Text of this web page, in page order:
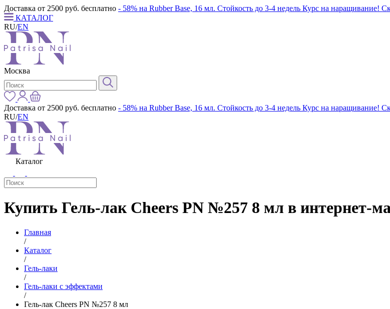
Доставка от 2500 руб. бесплатно - 58% на Rubber Base, 16 мл. Стойкость до 3-4 недель Курс на наращивание!
КАТАЛОГ
RU/EN
Москва
Доставка от 2500 руб. бесплатно - 58% на Rubber Base, 16 мл. Стойкость до 3-4 недель Курс на наращивание!
RU/EN
Каталог
Купить Гель-лак Cheers PN №257 8 мл в интернет-
Главная
/
Каталог
/
Гель-лаки
/
Гель-лаки с эффектами
/
Гель-лак Cheers PN №257 8 мл